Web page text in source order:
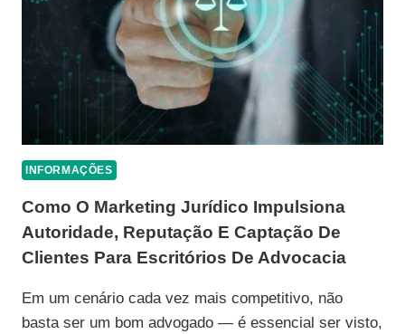
ESTUDANTES
PRECISAM
SABER!
INFORMAÇÕES
Como O Marketing Jurídico Impulsiona
Autoridade, Reputação E Captação De
Clientes Para Escritórios De Advocacia
Em um cenário cada vez mais competitivo, não
basta ser um bom advogado — é essencial ser visto,